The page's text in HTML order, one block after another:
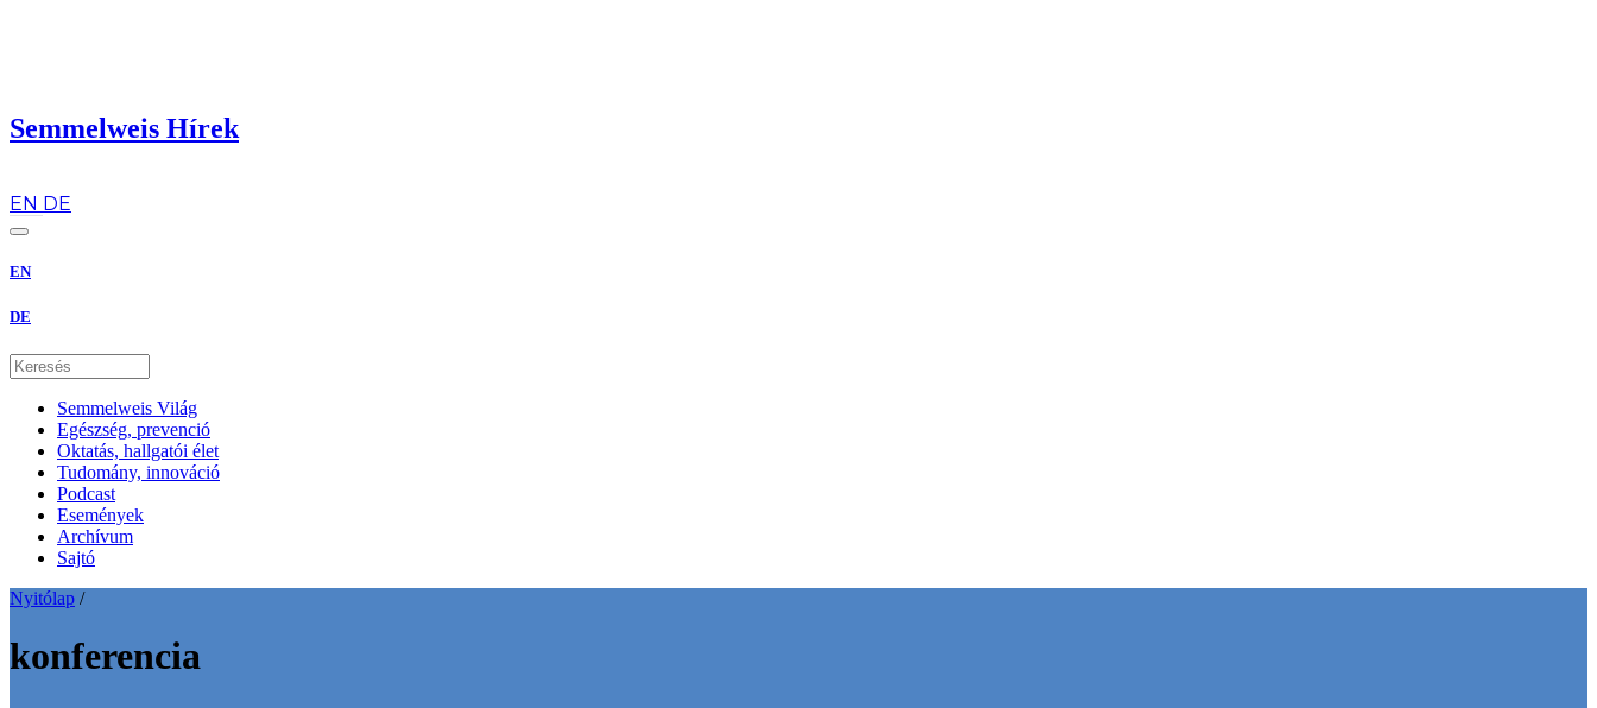
Semmelweis Hírek
EN DE
EN
DE
Semmelweis Világ
Egészség, prevenció
Oktatás, hallgatói élet
Tudomány, innováció
Podcast
Események
Archívum
Sajtó
Nyitólap /
konferencia